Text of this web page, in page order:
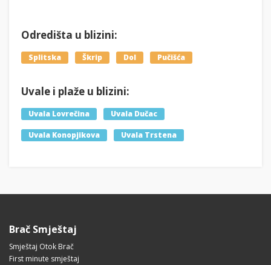
Odredišta u blizini:
Splitska Škrip Dol Pučišća
Uvale i plaže u blizini:
Uvala Lovrečina Uvala Dučac
Uvala Konopjikova Uvala Trstena
Brač Smještaj
Smještaj Otok Brač
First minute smještaj